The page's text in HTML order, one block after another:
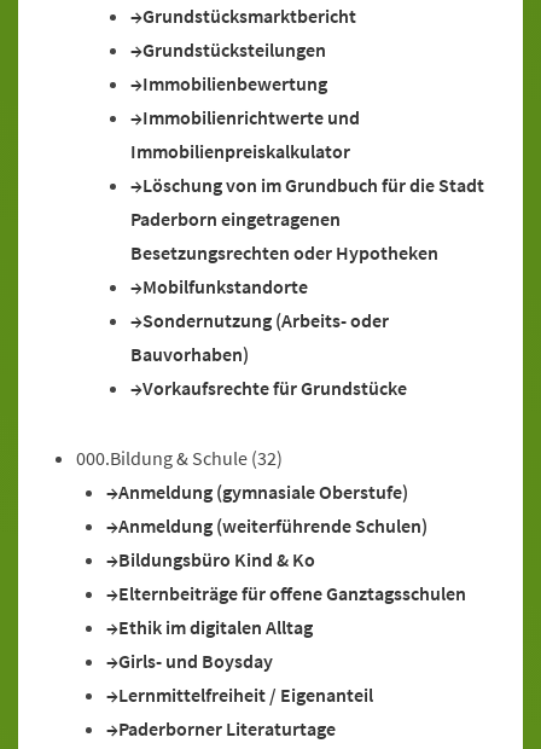
Grundstücksmarktbericht
Grundstücksteilungen
Immobilienbewertung
Immobilienrichtwerte und
Immobilienpreiskalkulator
Löschung von im Grundbuch für die Stadt
Paderborn eingetragenen
Besetzungsrechten oder Hypotheken
Mobilfunkstandorte
Sondernutzung (Arbeits- oder
Bauvorhaben)
Vorkaufsrechte für Grundstücke
000.Bildung & Schule (32)
Anmeldung (gymnasiale Oberstufe)
Anmeldung (weiterführende Schulen)
Bildungsbüro Kind & Ko
Elternbeiträge für offene Ganztagsschulen
Ethik im digitalen Alltag
Girls- und Boysday
Lernmittelfreiheit / Eigenanteil
Paderborner Literaturtage